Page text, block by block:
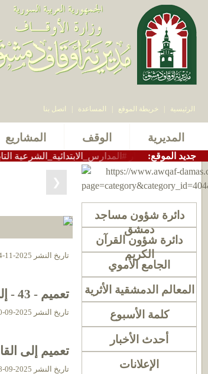
الرئيسية خريطة الموقع المساعدة اتصل بنا
المديرية الوقف المشاريع
بيرقدار #المدارس_الابتدائية_الشرعية التابعة
:جديد الموقع
❯
تاريخ النشر 2025-11-24 الساعة 21:24:42
تعميم - 43 - إلى القائمين بالشعائر الدينية في مساجد دمشق
تاريخ النشر 2025-09-30 الساعة 20:48:47
تعميم إلى
تاريخ النشر 2025-09-28 الساعة 19:45:34
دائرة شؤون مساجد
دمشق
دائرة شؤون القرآن
الكريم
الجامع الأموي
المعالم الدمشقية الأثرية
كلمة الأسبوع
أحدث الأخبار
الإعلانات